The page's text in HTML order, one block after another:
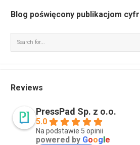
Blog poświęcony publikacjom
Reviews
PressPad Sp. z o.o.
5.0
Na podstawie 5 opinii
powered by Google